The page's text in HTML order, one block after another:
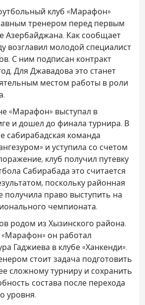
клуб «Марафон»
тренером перед первым
Азербайджана. Как сообщает
возглавил молодой специалист
С ним подписан контракт
Для Джавадова это станет
местом работы в роли
«Марафон» выступал в
и дошел до финала турнира. В
команда
и уступила со счетом
клуб получил путевку
Сабирабада это считается
поскольку районная
получила право выступить на
чемпионата.
родом из Хызинского района.
он работал
Гаджиева в клубе «Ханкенди».
стоит задача подготовить
сложному турниру и сохранить
состава после перехода
уровня.